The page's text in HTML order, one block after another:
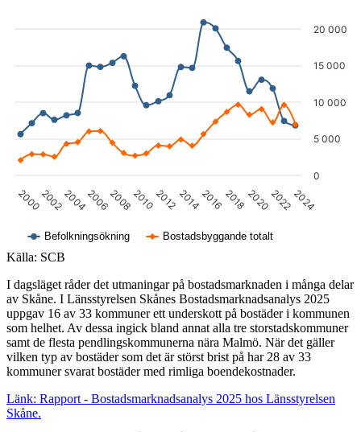
Diagrammet har 1 Y-axel som visar values. Data sträcker sig från
2000200220042006200820102012201420162018202020222024
0
5 000
10 000
15 000
20 000
Befolkningsökning Bostadsbyggande totalt
Slut på det interaktiva diagrammet.
Källa: SCB
I dagsläget råder det utmaningar på bostadsmarknaden i många delar
av Skåne. I Länsstyrelsen Skånes Bostadsmarknadsanalys 2025
uppgav 16 av 33 kommuner ett underskott på bostäder i kommunen
som helhet. Av dessa ingick bland annat alla tre storstadskommuner
samt de flesta pendlingskommunerna nära Malmö. När det gäller
vilken typ av bostäder som det är störst brist på har 28 av 33
kommuner svarat bostäder med rimliga boendekostnader.
Länk: Rapport - Bostadsmarknadsanalys 2025 hos Länsstyrelsen
Skåne.